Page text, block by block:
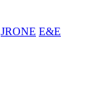
JRONE E&E